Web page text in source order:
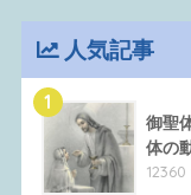
人気記事
1
御聖
体の